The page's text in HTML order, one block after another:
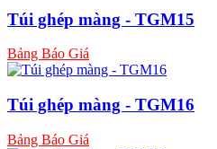
Túi ghép màng - TGM15
Bảng Báo Giá
Túi ghép màng - TGM16
Bảng Báo Giá